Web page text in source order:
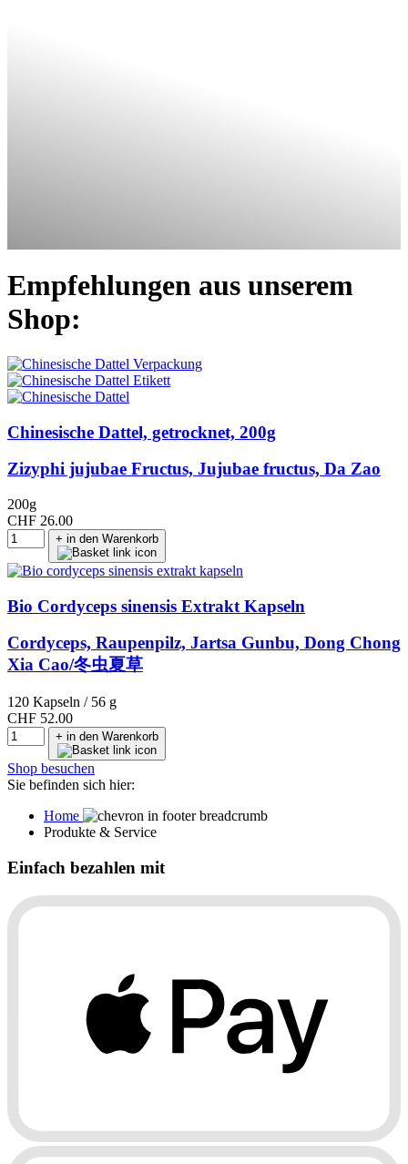
Empfehlungen aus unserem
Shop:
Chinesische Dattel, getrocknet, 200g
Zizyphi jujubae Fructus, Jujubae fructus, Da Zao
200g
CHF 26.00
+ in den Warenkorb
Bio Cordyceps sinensis Extrakt Kapseln
Cordyceps, Raupenpilz, Jartsa Gunbu, Dong Chong
Xia Cao/冬虫夏草
120 Kapseln / 56 g
CHF 52.00
+ in den Warenkorb
Shop besuchen
Sie befinden sich hier:
Home
Produkte & Service
Einfach bezahlen mit